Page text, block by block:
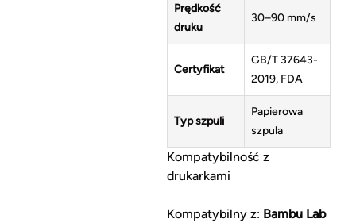
Prędkość
druku
30–90 mm/s
Certyfikat
GB/T 37643-
2019, FDA
Typ szpuli
Papierowa
szpula
Kompatybilność z
drukarkami
Kompatybilny z: Bambu Lab